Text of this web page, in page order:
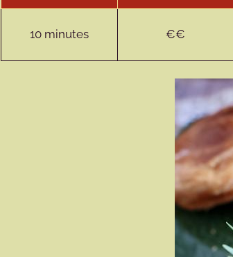
10 minutes €€